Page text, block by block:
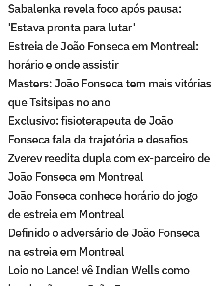
Sabalenka revela foco após pausa:
'Estava pronta para lutar'
Estreia de João Fonseca em Montreal:
horário e onde assistir
Masters: João Fonseca tem mais vitórias
que Tsitsipas no ano
Exclusivo: fisioterapeuta de João
Fonseca fala da trajetória e desafios
Zverev reedita dupla com ex-parceiro de
João Fonseca em Montreal
João Fonseca conhece horário do jogo
de estreia em Montreal
Definido o adversário de João Fonseca
na estreia em Montreal
Loio no Lance! vê Indian Wells como